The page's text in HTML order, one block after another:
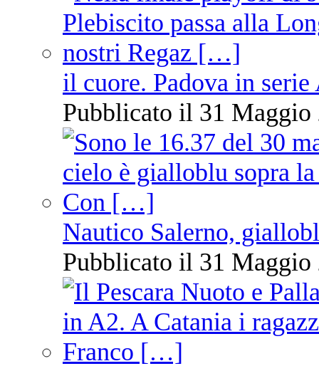
il cuore. Padova in serie
Pubblicato il 31 Maggio
Nautico Salerno,
Pubblicato il 31 Maggio